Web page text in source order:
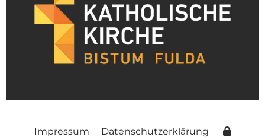
Impressum Datenschutzerklärung